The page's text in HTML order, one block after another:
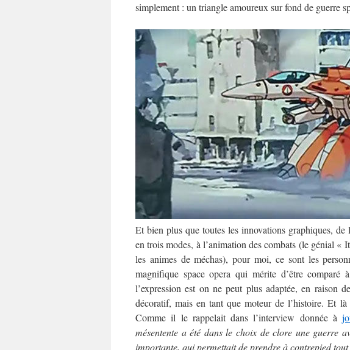
simplement : un triangle amoureux sur fond de guerre
Et bien plus que toutes les innovations graphiques,
en trois modes, à l’animation des combats (le génial «
les animes de méchas), pour moi, ce sont les
magnifique space opera qui mérite d’être
l’expression est on ne peut plus adaptée, en raison
décoratif, mais en tant que moteur de l’histoire. Et
Comme il le rappelait dans l’interview donnée à
mésentente a été dans le choix de clore une guerre
importante, qui permettait de prendre à contrepied tout